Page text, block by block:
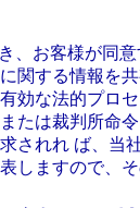
、お客様が同
関する情報を
効な法的プロ
たは裁判所命
されれ ば、当
しますので、そ